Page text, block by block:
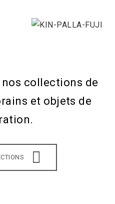
collections de
et objets de